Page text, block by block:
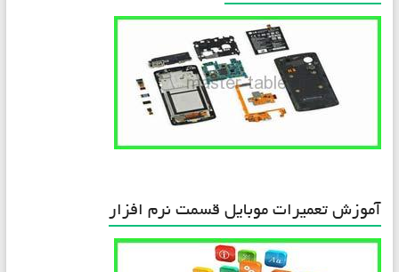
آموزش تعمیرات موبایل قسمت نرم افزار